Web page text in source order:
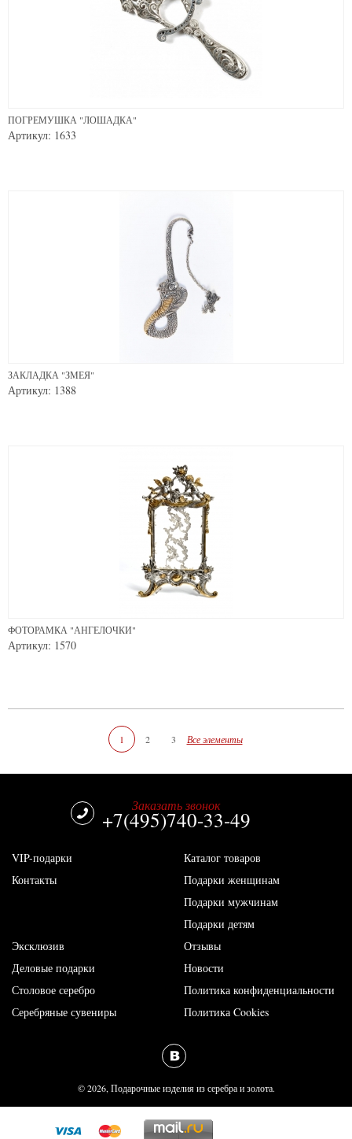
ПОГРЕМУШКА "ЛОШАДКА"
Артикул: 1633
ЗАКЛАДКА "ЗМЕЯ"
Артикул: 1388
ФОТОРАМКА "АНГЕЛОЧКИ"
Артикул: 1570
1 2 3 Все элементы
Заказать звонок
+7(495)740-33-49
VIP-подарки
Контакты
Каталог товаров
Подарки женщинам
Подарки мужчинам
Подарки детям
Эксклюзив
Деловые подарки
Столовое серебро
Серебряные сувениры
Отзывы
Новости
Политика конфиденциальности
Политика Cookies
© 2026, Подарочные изделия из серебра и золота.
vk